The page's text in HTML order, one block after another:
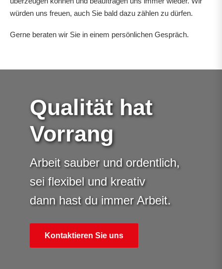
würden uns freuen, auch Sie bald dazu zählen zu dürfen.
Gerne beraten wir Sie in einem persönlichen Gespräch.
Qualität hat
Vorrang
Arbeit sauber und ordentlich,
sei flexibel und kreativ
dann hast du immer Arbeit.
Kontaktieren Sie uns